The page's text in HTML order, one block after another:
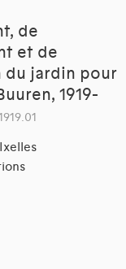
de
et de
jardin pour
1919-